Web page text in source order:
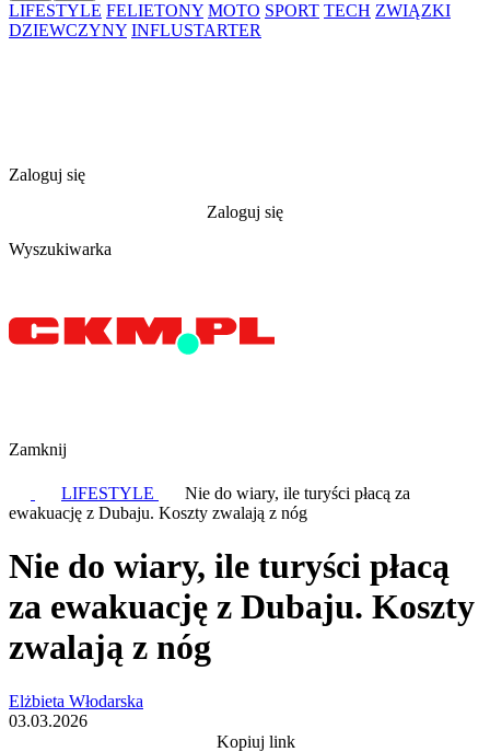
LIFESTYLE FELIETONY MOTO SPORT TECH ZWIĄZKI
DZIEWCZYNY INFLUSTARTER
Zaloguj się
Zaloguj się
Wyszukiwarka
Zamknij
LIFESTYLE
Nie do wiary, ile turyści płacą za
ewakuację z Dubaju. Koszty zwalają z nóg
Nie do wiary, ile turyści płacą
za ewakuację z Dubaju. Koszty
zwalają z nóg
Elżbieta Włodarska
03.03.2026
Kopiuj link